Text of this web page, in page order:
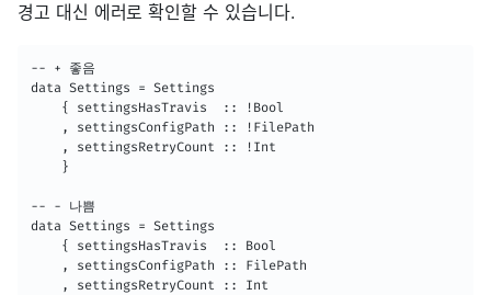
경고 대신 에러로 확인할 수 있습니다.
-- + 좋음
data Settings = Settings
    { settingsHasTravis  :: !Bool
    , settingsConfigPath :: !FilePath
    , settingsRetryCount :: !Int
    }
-- - 나쁨
data Settings = Settings
    { settingsHasTravis  :: Bool
    , settingsConfigPath :: FilePath
    , settingsRetryCount :: Int